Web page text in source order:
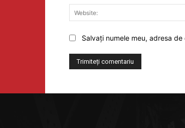
Salvați numele meu, adresa